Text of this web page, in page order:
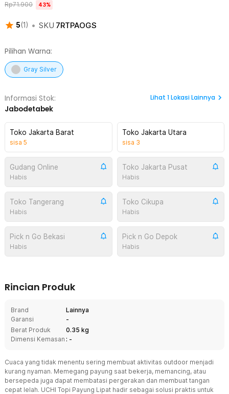
5(1 ) • SKU 7RTPAOGS
Rp71.900 43%
Pilihan Warna:
Gray Silver
Informasi Stok:
Jabodetabek
Lihat 1Lokasi Lainnya
Toko Jakarta Barat
sisa 5
Toko Jakarta Utara
sisa 3
Gudang Online
Habis
Toko Jakarta Pusat
Habis
Toko Tangerang
Habis
Toko Cikupa
Habis
Pick n Go Bekasi
Habis
Pick n Go Depok
Habis
Rincian Produk
Brand
Lainnya
Garansi
-
Berat Produk
0.35 kg
Dimensi Kemasan : -
Cuaca yang tidak menentu sering membuat aktivitas outdoor menjadi
kurang nyaman. Memegang payung saat bekerja, memancing, atau
bersepeda juga dapat membatasi pergerakan dan membuat tangan
cepat lelah. UCHI Topi Payung Lipat hadir sebagai solusi praktis untuk